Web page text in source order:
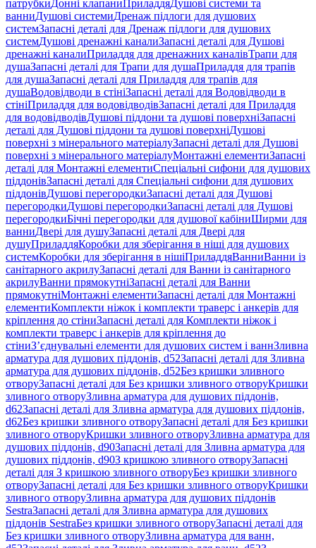
патрубкиДонні клапаниПриладдяДушові системи та
ванниДушові системиДренаж підлоги для душових
системЗапасні деталі для Дренаж підлоги для душових
системДушові дренажні каналиЗапасні деталі для Душові
дренажні каналиПриладдя для дренажних каналівТрапи для
душаЗапасні деталі для Трапи для душаПриладдя для трапів
для душаЗапасні деталі для Приладдя для трапів для
душаВодовідводи в стініЗапасні деталі для Водовідводи в
стініПриладдя для водовідводівЗапасні деталі для Приладдя
для водовідводівДушові піддони та душові поверхніЗапасні
деталі для Душові піддони та душові поверхніДушові
поверхні з мінерального матеріалуЗапасні деталі для Душові
поверхні з мінерального матеріалуМонтажні елементиЗапасні
деталі для Монтажні елементиСпеціальні сифони для душових
піддонівЗапасні деталі для Спеціальні сифони для душових
піддонівДушові перегородкиЗапасні деталі для Душові
перегородкиДушові перегородкиЗапасні деталі для Душові
перегородкиБічні перегородки для душової кабіниШирми для
ванниДвері для душуЗапасні деталі для Двері для
душуПриладдяКоробки для зберігання в ніші для душових
системКоробки для зберігання в нішіПриладдяВанниВанни із
санітарного акрилуЗапасні деталі для Ванни із санітарного
акрилуВанни прямокутніЗапасні деталі для Ванни
прямокутніМонтажні елементиЗапасні деталі для Монтажні
елементиКомплекти ніжок і комплекти траверс і анкерів для
кріплення до стіниЗапасні деталі для Комплекти ніжок і
комплекти траверс і анкерів для кріплення до
стіниЗ’єднувальні елементи для душових систем і ваннЗливна
арматура для душових піддонів, d52Запасні деталі для Зливна
арматура для душових піддонів, d52Без кришки зливного
отворуЗапасні деталі для Без кришки зливного отворуКришки
зливного отворуЗливна арматура для душових піддонів,
d62Запасні деталі для Зливна арматура для душових піддонів,
d62Без кришки зливного отворуЗапасні деталі для Без кришки
зливного отворуКришки зливного отворуЗливна арматура для
душових піддонів, d90Запасні деталі для Зливна арматура для
душових піддонів, d90З кришкою зливного отворуЗапасні
деталі для З кришкою зливного отворуБез кришки зливного
отворуЗапасні деталі для Без кришки зливного отворуКришки
зливного отворуЗливна арматура для душових піддонів
SestraЗапасні деталі для Зливна арматура для душових
піддонів SestraБез кришки зливного отворуЗапасні деталі для
Без кришки зливного отворуЗливна арматура для ванн,